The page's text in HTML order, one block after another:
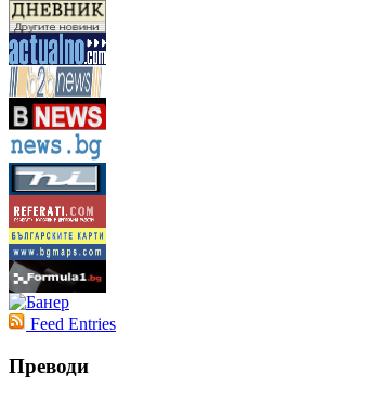
Feed Entries
Преводи